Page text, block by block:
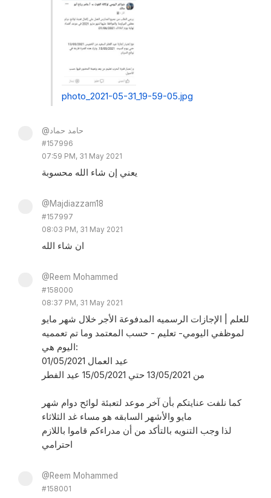
photo_2021-05-31_19-59-05.jpg
@حامد حماد
#157996
07:59 PM, 31 May 2021
يعني إن شاء الله محسوبة
@Majdiazzam18
#157997
08:03 PM, 31 May 2021
ان شاء الله
@Reem Mohammed
#158000
08:37 PM, 31 May 2021
للعلم | الإجازات الرسميه المدفوعة الأجر خلال شهر مايو
لموظفي اليومي- تعليم - حسب المعتمد وما تم تعمميه
اليوم هي:
01/05/2021 عيد العمال
من 13/05/2021 حتي 15/05/2021 عيد الفطر
كما نلفت عنايتكم بأن آخر موعد لتعبئة لوائح دوام شهر
مايو والأشهر السابقه هو مساء غد الثلاثاء
لذا وجب التنويه بالتأكد من أن مدراءكم قاموا باللازم
احترامي
@Reem Mohammed
#158001